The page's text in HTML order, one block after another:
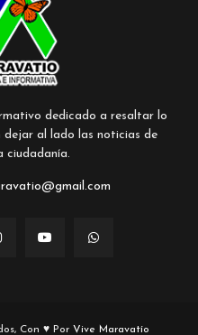
dedicado a resaltar lo
dejar al lado las noticias de
ciudadanía.
Con ♥ Por Vive Maravatío